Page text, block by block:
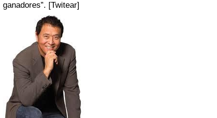
ganadores”. [Twitear]